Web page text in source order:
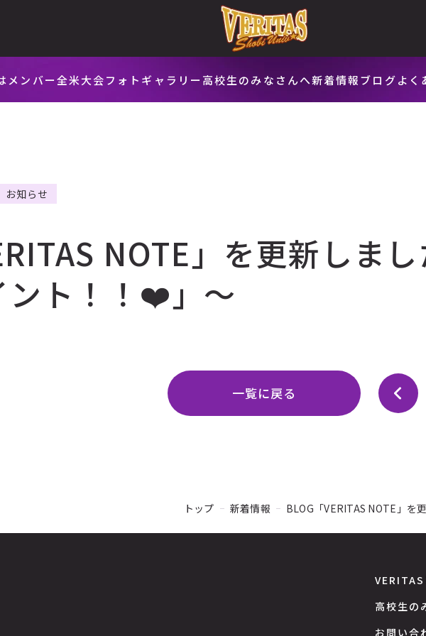
メンバー全米大会フォトギャラリー 高校生のみなさんへ新着情報ブログよく
お知らせ
NOTE」を更新しま
ント！！❤️」～
一覧に戻る
トップ 新着情報 BLOG「VERITAS NOTE」を
VERITAS
高校生の
お問い合